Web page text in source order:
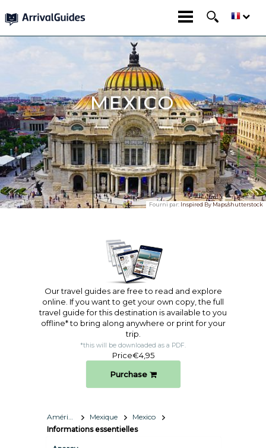
MEXICO
Fourni par: Inspired By Maps/shutterstock
Our travel guides are free to read and explore
online. If you want to get your own copy, the full
travel guide for this destination is available to you
offline* to bring along anywhere or print for your
trip.​
*this will be downloaded as a PDF.
Price€4,95
Purchase
Amérique du Nord Mexique
Mexico
Informations essentielles